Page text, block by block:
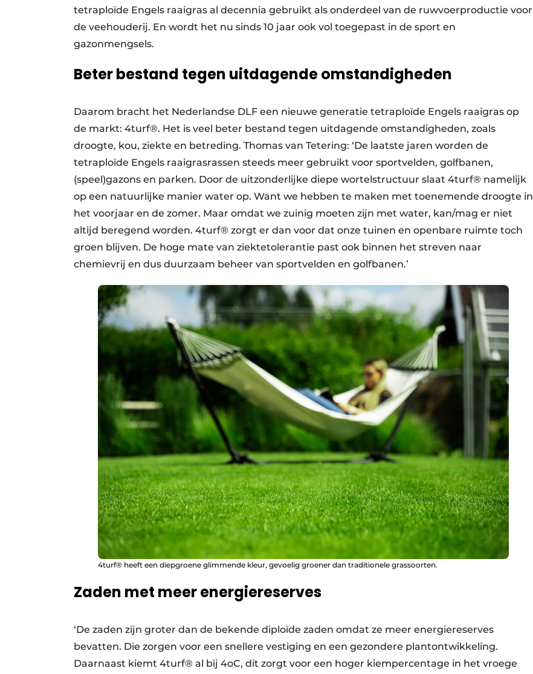
tetraploïde Engels raaigras al decennia gebruikt als onderdeel van de ruwvoerproductie voor
de veehouderij. En wordt het nu sinds 10 jaar ook vol toegepast in de sport en
gazonmengsels.
Beter bestand tegen uitdagende omstandigheden
Daarom bracht het Nederlandse DLF een nieuwe generatie tetraploïde Engels raaigras op
de markt: 4turf®. Het is veel beter bestand tegen uitdagende omstandigheden, zoals
droogte, kou, ziekte en betreding. Thomas van Tetering: ‘De laatste jaren worden de
tetraploïde Engels raaigrasrassen steeds meer gebruikt voor sportvelden, golfbanen,
(speel)gazons en parken. Door de uitzonderlijke diepe wortelstructuur slaat 4turf® namelijk
op een natuurlijke manier water op. Want we hebben te maken met toenemende droogte in
het voorjaar en de zomer. Maar omdat we zuinig moeten zijn met water, kan/mag er niet
altijd beregend worden. 4turf® zorgt er dan voor dat onze tuinen en openbare ruimte toch
groen blijven. De hoge mate van ziektetolerantie past ook binnen het streven naar
chemievrij en dus duurzaam beheer van sportvelden en golfbanen.’
4turf® heeft een diepgroene glimmende kleur, gevoelig groener dan traditionele grassoorten.
Zaden met meer energiereserves
‘De zaden zijn groter dan de bekende diploïde zaden omdat ze meer energiereserves
bevatten. Die zorgen voor een snellere vestiging en een gezondere plantontwikkeling.
Daarnaast kiemt 4turf® al bij 4oC, dit zorgt voor een hoger kiempercentage in het vroege